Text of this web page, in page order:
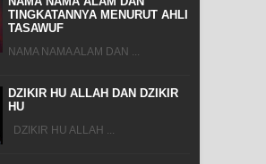
TINGKATANNYA MENURUT AHLI
TASAWUF
NAMA NAMA ALAM DAN ...
DZIKIR HU ALLAH DAN DZIKIR
HU
DZIKIR HU ALLAH ...